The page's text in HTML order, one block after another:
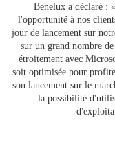
Benelux a déclaré :
l'opportunité à nos
jour de lancement sur
sur un grand nombre
étroitement avec
soit optimisée pour
son lancement sur le
la possibilité